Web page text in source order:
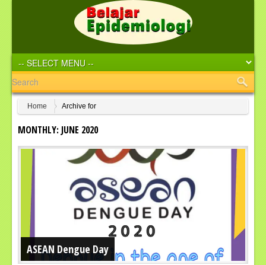
Home Archive for
MONTHLY: JUNE 2020
ASEAN Dengue Day